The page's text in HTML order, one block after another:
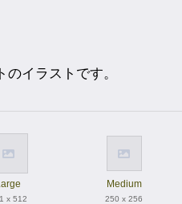
イラストです。
x 512
Medium
250 x 256